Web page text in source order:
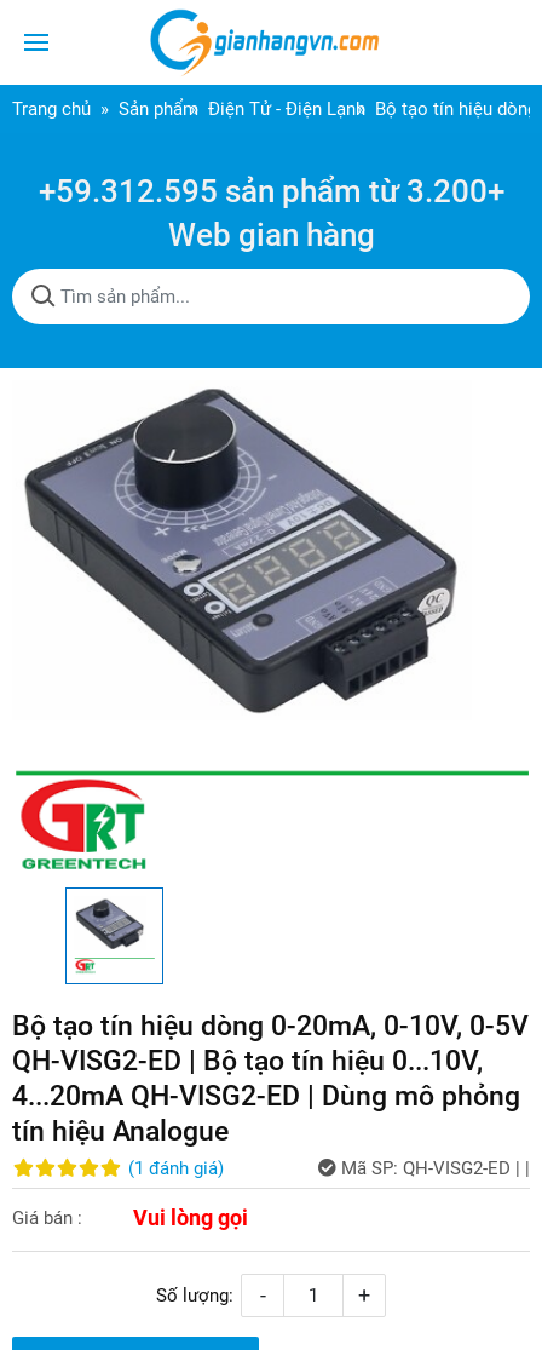
Trang chủ Sản phẩm Điện Tử - Điện Lạnh Bộ tạo tín hiệu dòng
+59.312.595 sản phẩm từ 3.200+
Web gian hàng
Bộ tạo tín hiệu dòng 0-20mA, 0-10V, 0-5V
QH-VISG2-ED | Bộ tạo tín hiệu 0...10V,
4...20mA QH-VISG2-ED | Dùng mô phỏng
tín hiệu Analogue
(1 đánh giá) Mã SP: QH-VISG2-ED | |
Giá bán : Vui lòng gọi
Số lượng: - +